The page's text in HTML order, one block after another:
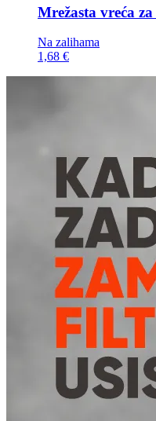
Mrežasta vreća za
Na zalihama
1,68 €